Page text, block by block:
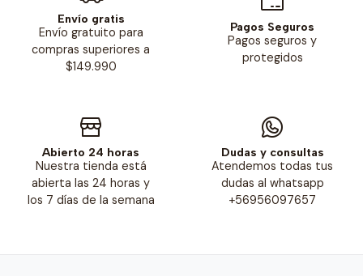
Envío gratis
Envío gratuito para
compras superiores a
$149.990
Pagos Seguros
Pagos seguros y
protegidos
Abierto 24 horas
Nuestra tienda está
abierta las 24 horas y
los 7 días de la semana
Dudas y consultas
Atendemos todas tus
dudas al whatsapp
+56956097657